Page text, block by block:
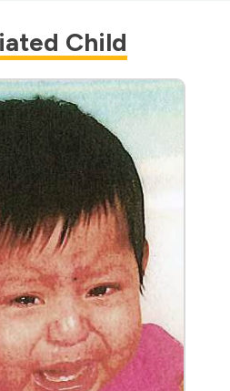
Child